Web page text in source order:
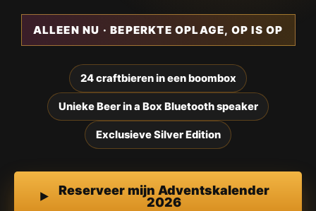
ALLEEN NU · BEPERKTE OPLAGE, OP IS OP
24 craftbieren in een boombox
Unieke Beer in a Box Bluetooth speaker
Exclusieve Silver Edition
Reserveer mijn Adventskalender
2026